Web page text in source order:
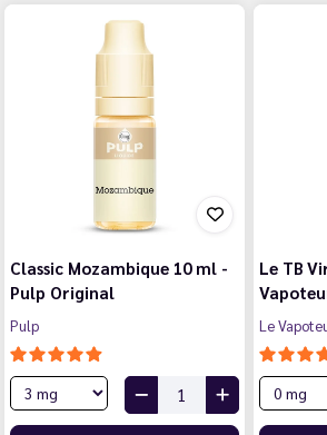
Classic Mozambique 10 ml -
Pulp Original
Pulp
Le TB
Le